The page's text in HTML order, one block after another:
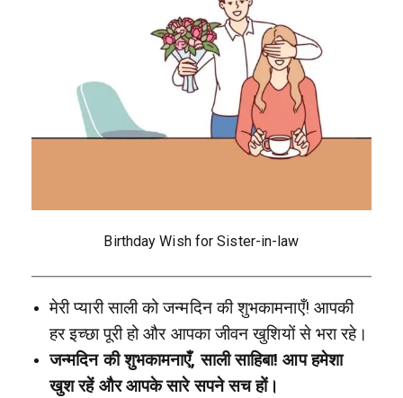
Birthday Wish for Sister-in-law
मेरी प्यारी साली को जन्मदिन की शुभकामनाएँ! आपकी
हर इच्छा पूरी हो और आपका जीवन खुशियों से भरा रहे।
जन्मदिन की शुभकामनाएँ, साली साहिबा! आप हमेशा
खुश रहें और आपके सारे सपने सच हों।